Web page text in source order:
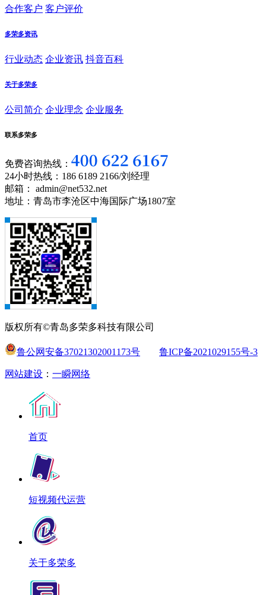
合作客户 客户评价
多荣多资讯
行业动态 企业资讯 抖音百科
关于多荣多
公司简介 企业理念 企业服务
联系多荣多
免费咨询热线：
24小时热线：186 6189 2166/刘经理
邮箱： admin@net532.net
地址：青岛市李沧区中海国际广场1807室
版权所有©青岛多荣多科技有限公司
鲁公网安备37021302001173号 鲁ICP备2021029155号-3
网站建设 ： 一瞬网络
首页
短视频代运营
关于多荣多